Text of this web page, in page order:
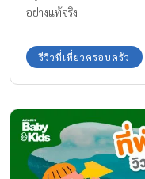
อย่างแท้จริง
รีวิวที่เที่ยวครอบครัว